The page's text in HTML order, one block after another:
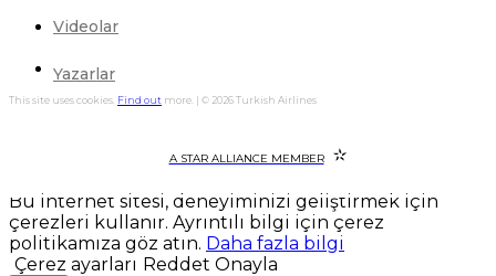
Videolar
Yazarlar
This site uses cookies. Find out more. | © 2026 Turkish Airlines
A STAR ALLIANCE MEMBER
Bu internet sitesi, deneyiminizi geliştirmek için
çerezleri kullanır. Ayrıntılı bilgi için çerez
politikamıza göz atın. Daha fazla bilgi
Çerez ayarları Reddet Onayla